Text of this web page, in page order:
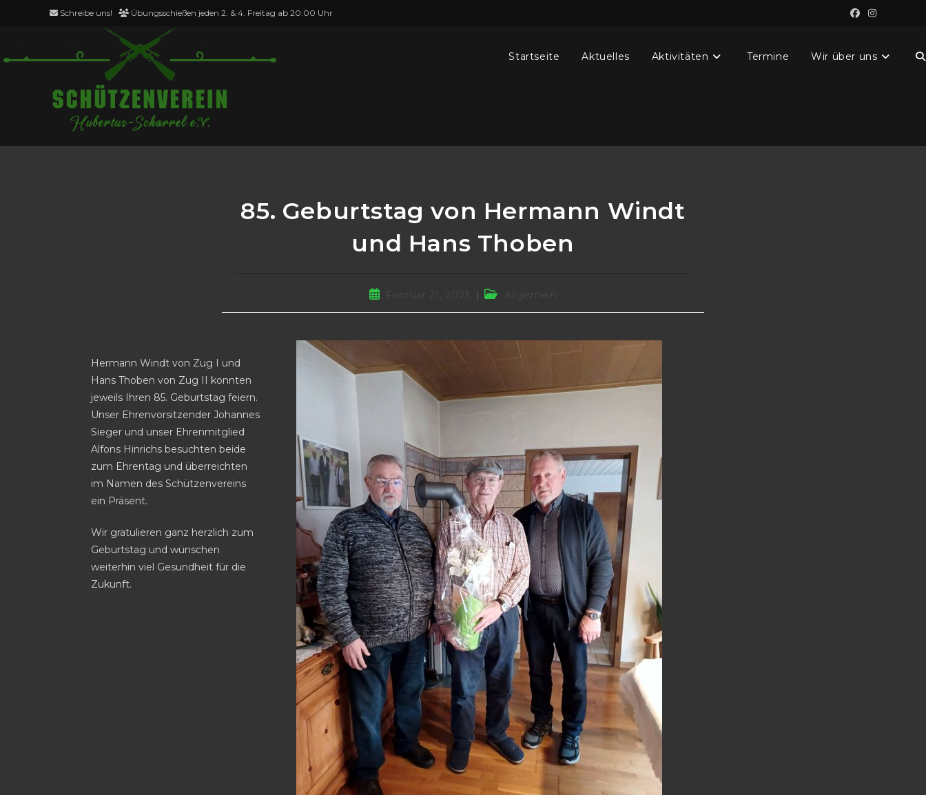
Schreibe uns! Übungsschießen jeden 2. & 4. Freitag ab 20:00 Uhr
Startseite Aktuelles Aktivitäten Termine Wir über uns
Blog
85. Geburtstag von Hermann Windt
und Hans Thoben
Februar 21, 2023 Allgemein
Hermann Windt von Zug I und
Hans Thoben von Zug II konnten
jeweils Ihren 85. Geburtstag feiern.
Unser Ehrenvorsitzender Johannes
Sieger und unser Ehrenmitglied
Alfons Hinrichs besuchten beide
zum Ehrentag und überreichten
im Namen des Schützenvereins
ein Präsent.
Wir gratulieren ganz herzlich zum
Geburtstag und wünschen
weiterhin viel Gesundheit für die
Zukunft.